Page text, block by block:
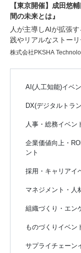
【東京開催】成田悠
間の未来とは』
人が主導しAIが拡張
践やリアルなストー
株式会社PKSHA
AI(人工知能)イベ
DX(デジタルトラ
人事・総務イベン
企業価値向上・
ント
採用・キャリアイ
マネジメント・人
組織づくり・エン
ものづくりイベン
サプライチェーン